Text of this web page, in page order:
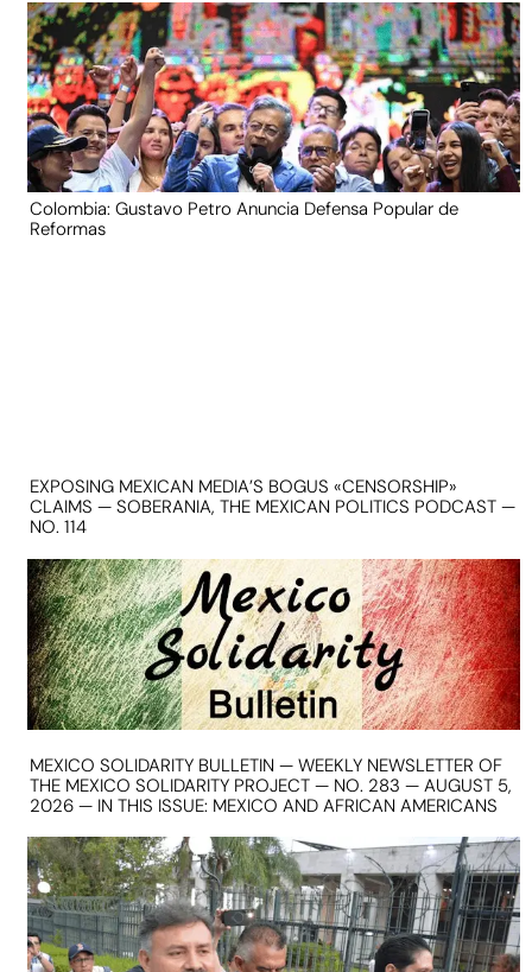
Colombia: Gustavo Petro Anuncia Defensa Popular de
Reformas
EXPOSING MEXICAN MEDIA’S BOGUS «CENSORSHIP»
CLAIMS — SOBERANIA, THE MEXICAN POLITICS PODCAST —
NO. 114
MEXICO SOLIDARITY BULLETIN — WEEKLY NEWSLETTER OF
THE MEXICO SOLIDARITY PROJECT — NO. 283 — AUGUST 5,
2026 — IN THIS ISSUE: MEXICO AND AFRICAN AMERICANS